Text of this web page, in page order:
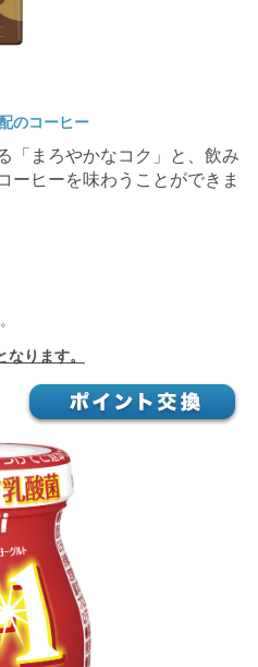
のコーヒー
「まろやかなコク」と、飲み
ーヒーを味わうことができま
ります。